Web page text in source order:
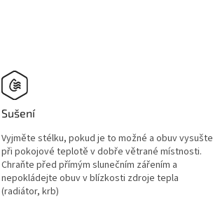
Sušení
Vyjměte stélku, pokud je to možné a obuv vysušte
při pokojové teplotě v dobře větrané místnosti.
Chraňte před přímým slunečním zářením a
nepokládejte obuv v blízkosti zdroje tepla
(radiátor, krb)